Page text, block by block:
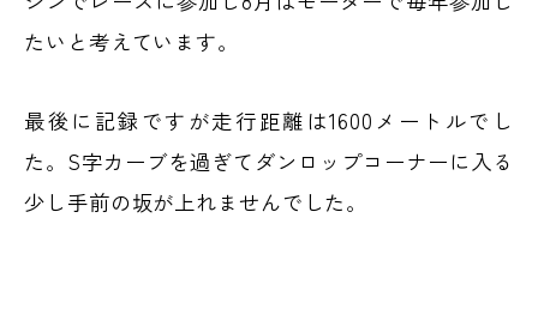
たいと考えています。
最後に記録ですが走行距離は1600メートルでし
た。S字カーブを過ぎてダンロップコーナーに入る
少し手前の坂が上れませんでした。